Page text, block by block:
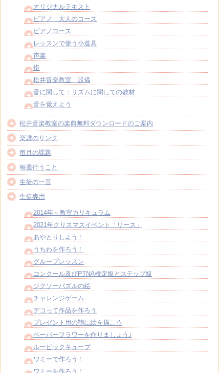
オリジナルテキスト
ピアノ 大人のコース
ピアノコース
レッスンで使う小道具
声楽
指
松井音楽教室 設備
音に関して・リズムに関しての教材
音を覚えよう
松井音楽教室の楽典無料ダウンロードのご案内
楽譜のリンク
毎月の課題
毎週行うこと
生徒の一言
生徒専用
2014年～教室カリキュラム
2021年クリスマスイベント「リース」
あやとりしよう！
うちわを作ろう！
グループレッスン
コンクール及びPTNA検定級とステップ級
ジクソーパズルの絵
チャレンジゲーム
デコって作品を作ろう
プレゼント用の鞄に絵を描こう
ペーパーフラワーを作りましょう♪
ルービックキューブ
ワミーで作ろう！
ワミーを作ろう！